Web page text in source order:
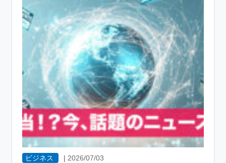
ビジネス |2026/07/03